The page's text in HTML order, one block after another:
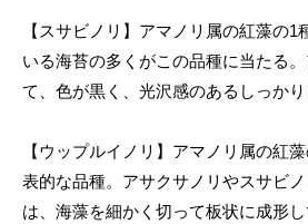
【スサビノリ】アマノリ属の紅藻の1
いる海苔の多くがこの品種に当たる
て、色が黒く、光沢感のあるしっかり
【ウップルイノリ】アマノリ属の紅
表的な品種。アサクサノリやスサビ
は、海藻を細かく切って板状に成形